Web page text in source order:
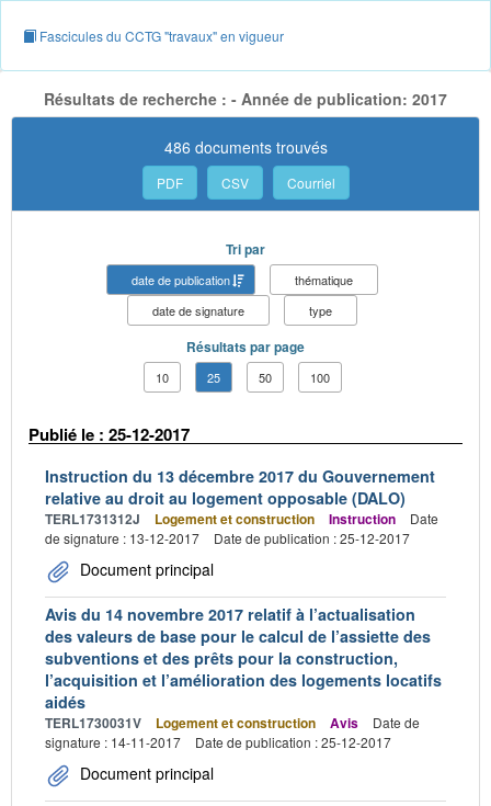
Fascicules du CCTG "travaux" en vigueur
Résultats de recherche : - Année de publication: 2017
486 documents trouvés
PDF CSV Courriel
Tri par
date de publication
thématique
date de signature
type
Résultats par page
10 25 50 100
Publié le : 25-12-2017
Instruction du 13 décembre 2017 du Gouvernement
relative au droit au logement opposable (DALO)
TERL1731312J Logement et construction Instruction
Date
de signature : 13-12-2017
Date de publication : 25-12-2017
Document principal
Avis du 14 novembre 2017 relatif à l’actualisation
des valeurs de base pour le calcul de l’assiette des
subventions et des prêts pour la construction,
l’acquisition et l’amélioration des logements locatifs
aidés
TERL1730031V Logement et construction Avis
Date de
signature : 14-11-2017
Date de publication : 25-12-2017
Document principal